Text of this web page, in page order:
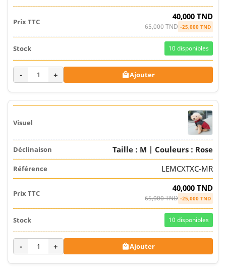
40,000 TND
65,000 TND -25,000 TND
10 disponibles
- + Ajouter
Taille : M | Couleurs : Rose
LEMCXTXC-MR
40,000 TND
65,000 TND -25,000 TND
10 disponibles
- + Ajouter